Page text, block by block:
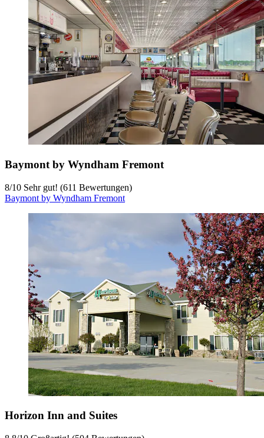
Baymont by Wyndham Fremont
8/10 Sehr gut! (611 Bewertungen)
Baymont by Wyndham Fremont
Horizon Inn and Suites